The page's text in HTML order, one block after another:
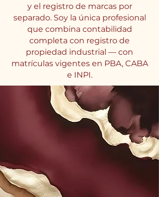
y el registro de marcas por
separado. Soy la única profesional
que combina contabilidad
completa con registro de
propiedad industrial — con
matrículas vigentes en PBA, CABA
e INPI.